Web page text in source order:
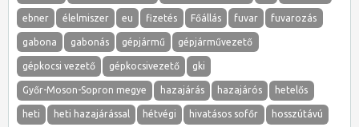
ebner élelmiszer eu fizetés Főállás fuvar fuvarozás
gabona gabonás gépjármű gépjárművezető
gépkocsi vezető gépkocsivezető gki
Győr-Moson-Sopron megye hazajárás hazajárós hetelős
heti heti hazajárással hétvégi hivatásos sofőr hosszútávú